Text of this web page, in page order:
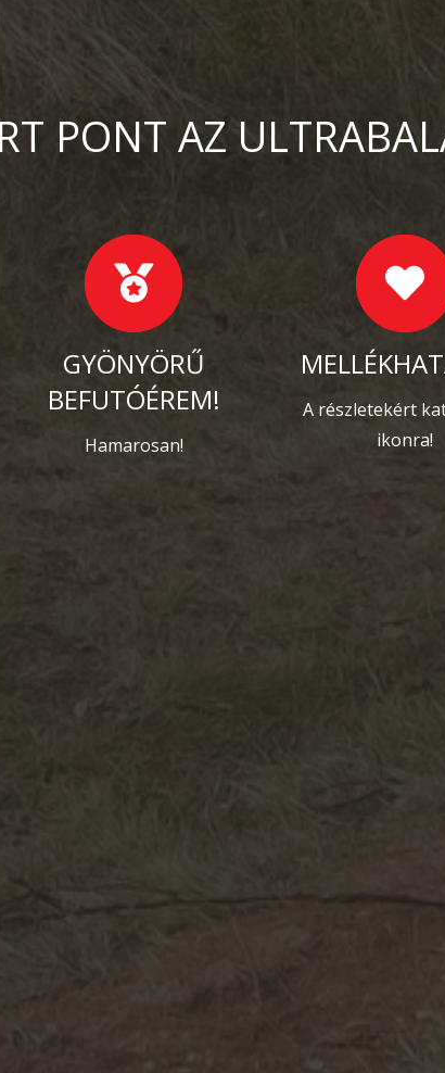
PONT AZ
GYÖNYÖRŰ
BEFUTÓÉREM!
Hamarosan!
A részletekért
ikonra!